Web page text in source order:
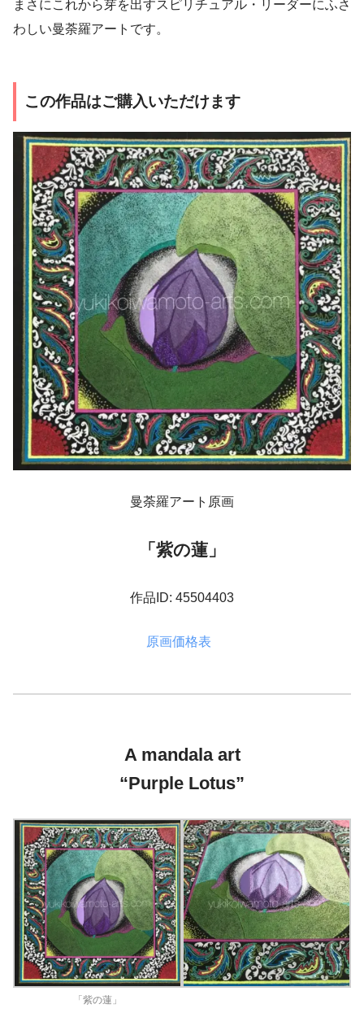
まさにこれから芽を出すスピリチュアル・リーダーにふさ
わしい曼荼羅アートです。
この作品はご購入いただけます
曼荼羅アート原画
「紫の蓮」
作品ID: 45504403
原画価格表
A mandala art
“Purple Lotus”
「紫の蓮」